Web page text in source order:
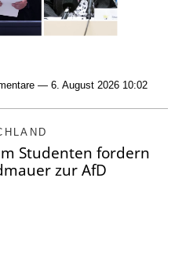
— 6. August 2026 10:02
Studenten fordern
zur AfD